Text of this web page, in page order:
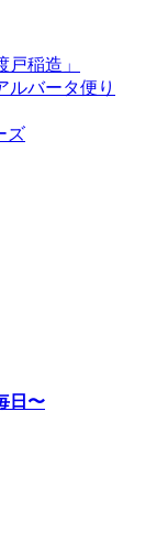
稲造」
バータ便り
ズ
日〜